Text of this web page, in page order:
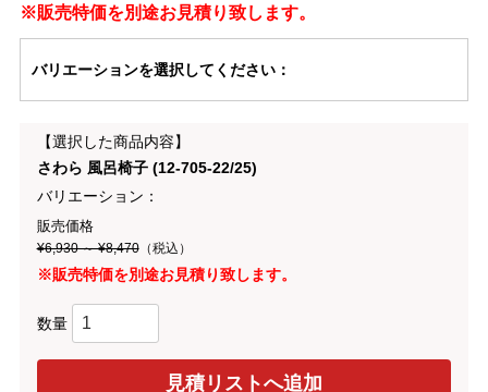
※販売特価を別途お見積り致します。
バリエーションを選択してください：
【選択した商品内容】
さわら 風呂椅子 (12-705-22/25)
バリエーション：
販売価格
¥6,930 ～ ¥8,470（税込）
※販売特価を別途お見積り致します。
数量